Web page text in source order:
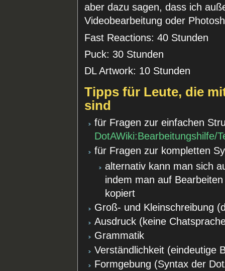
aber dazu sagen, dass ich
Videobearbeitung oder
Fast Reactions: 40 Stunden
Puck: 30 Stunden
DL Artwork: 10 Stunden
Tipps für Leute, die
sind
für Fragen zur einfachen
DotAWiki:Bearbeitungshilfe/
für Fragen zur kompletten
alternativ kann man sich
indem man auf
kopiert
Groß- und Kleinschreibung
Ausdruck (keine
Grammatik
Verständlichkeit (eindeutige
Formgebung (Syntax der